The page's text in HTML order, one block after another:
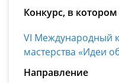
Конкурс, в котором
VI Международный
мастерства «Идеи
Направление